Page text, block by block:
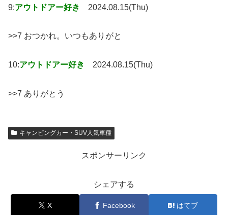
9:アウトドアー好き 2024.08.15(Thu)
>>7 おつかれ。いつもありがと
10:アウトドアー好き 2024.08.15(Thu)
>>7 ありがとう
キャンピングカー・SUV人気車種
スポンサーリンク
シェアする
X Facebook はてブ